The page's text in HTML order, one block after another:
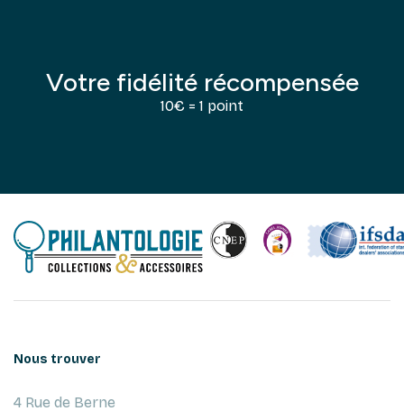
Votre fidélité récompensée
10€ = 1 point
Nous trouver
4 Rue de Berne